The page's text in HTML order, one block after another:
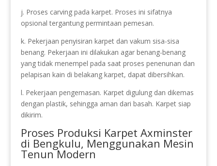
j. Proses carving pada karpet. Proses ini sifatnya
opsional tergantung permintaan pemesan.
k. Pekerjaan penyisiran karpet dan vakum sisa-sisa
benang. Pekerjaan ini dilakukan agar benang-benang
yang tidak menempel pada saat proses penenunan dan
pelapisan kain di belakang karpet, dapat dibersihkan.
l. Pekerjaan pengemasan. Karpet digulung dan dikemas
dengan plastik, sehingga aman dari basah. Karpet siap
dikirim.
Proses Produksi Karpet Axminster
di Bengkulu, Menggunakan Mesin
Tenun Modern